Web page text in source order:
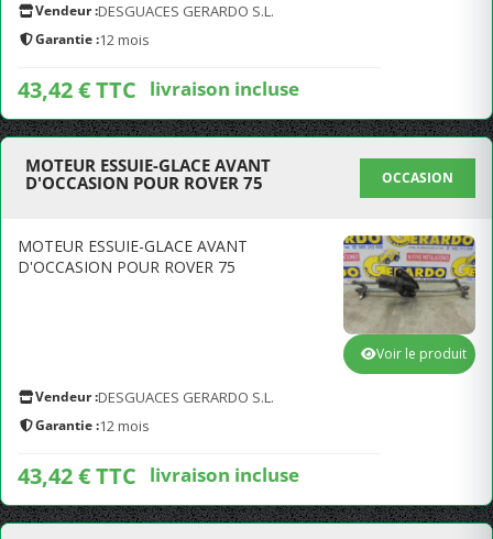
Vendeur :DESGUACES GERARDO S.L.
Garantie :12 mois
43,42 € TTC livraison incluse
MOTEUR ESSUIE-GLACE AVANT
D'OCCASION POUR ROVER 75
OCCASION
MOTEUR ESSUIE-GLACE AVANT
D'OCCASION POUR ROVER 75
Vendeur :DESGUACES GERARDO S.L.
Garantie :12 mois
43,42 € TTC livraison incluse
Voir le produit